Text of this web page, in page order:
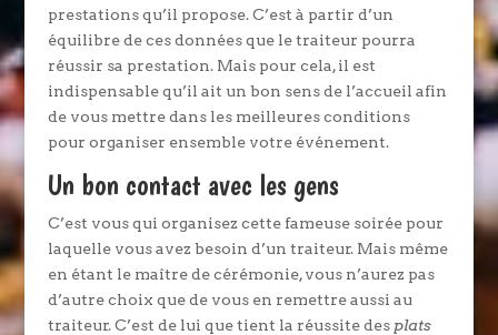
prestations qu’il propose. C’est à partir d’un
équilibre de ces données que le traiteur pourra
réussir sa prestation. Mais pour cela, il est
indispensable qu’il ait un bon sens de l’accueil afin
de vous mettre dans les meilleures conditions
pour organiser ensemble votre événement.
Un bon contact avec les gens
C’est vous qui organisez cette fameuse soirée pour
laquelle vous avez besoin d’un traiteur. Mais même
en étant le maître de cérémonie, vous n’aurez pas
d’autre choix que de vous en remettre aussi au
traiteur. C’est de lui que tient la réussite des plats